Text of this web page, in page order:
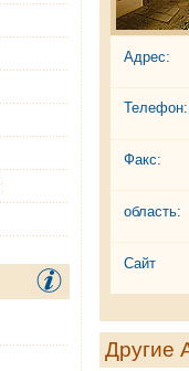
Адрес:
Телефон:
Факс:
область:
Сайт
Другие